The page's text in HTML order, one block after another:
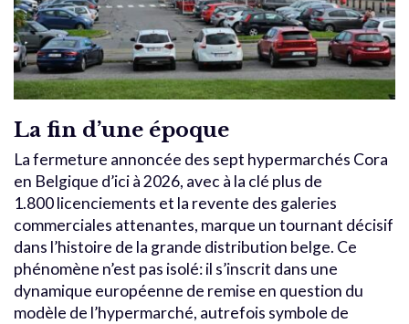
La fin d’une époque
La fermeture annoncée des sept hypermarchés Cora
en Belgique d’ici à 2026, avec à la clé plus de
1.800 licenciements et la revente des galeries
commerciales attenantes, marque un tournant décisif
dans l’histoire de la grande distribution belge. Ce
phénomène n’est pas isolé: il s’inscrit dans une
dynamique européenne de remise en question du
modèle de l’hypermarché, autrefois symbole de